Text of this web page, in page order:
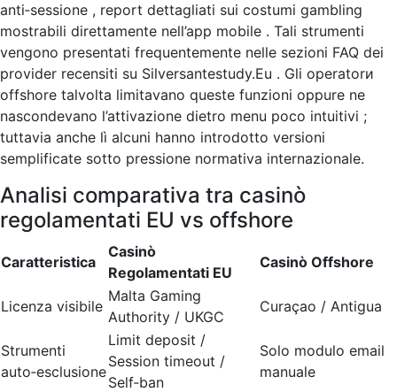
anti‑sessione , report dettagliati sui costumi gambling
mostrabili direttamente nell’app mobile . Tali strumenti
vengono presentati frequentemente nelle sezioni FAQ dei
provider recensiti su Silversantestudy.Eu . Gli operatorи
offshore talvolta limitavano queste funzioni oppure ne
nascondevano l’attivazione dietro menu poco intuitivi ;
tuttavia anche lì alcuni hanno introdotto versioni
semplificate sotto pressione normativa internazionale.​
Analisi comparativa tra casinò
regolamentati EU vs offshore
Caratteristica
Casinò
Regolamentati EU
Casinò Offshore
Licenza visibile
Malta Gaming
Authority / UKGC
Curaçao / Antigua
Strumenti
auto‑esclusione
Limit deposit /
Session timeout /
Self‑ban
Solo modulo email
manuale